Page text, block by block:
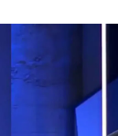
MAGAZİN
POLİTİKA
SAĞLIK
Siyaset